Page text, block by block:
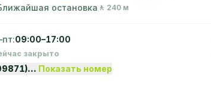
остановка 🚶 240 м
09:00–17:00
закрыто
Показать номер